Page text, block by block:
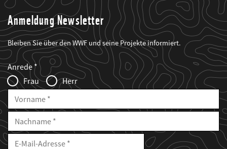
Anmeldung Newsletter
Bleiben Sie über den WWF und seine Projekte informiert.
Web2Case
Infofelder
Fieldset
anrede_name
Anrede
Frau
Herr
Vorname
Nachname
E-
Mailadresse
E-